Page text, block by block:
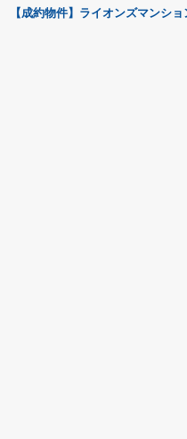
【成約物件】ライオンズマンシ